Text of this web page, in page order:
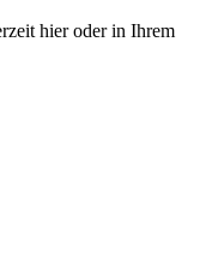
hier oder in Ihrem